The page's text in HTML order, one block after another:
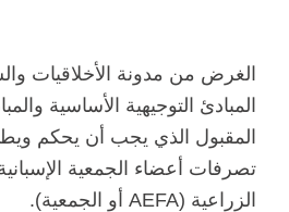
الغرض من مدونة الأخلاقيات
المبادئ التوجيهية الأساسية
المقبول الذي يجب أن يحكم
تصرفات أعضاء الجمعية
الزراعية (AEFA أو الجمعية).